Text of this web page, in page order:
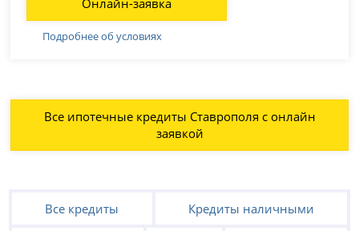
Подробнее об условиях
Все ипотечные кредиты Ставрополя с онлайн
заявкой
Все кредиты Кредиты наличными